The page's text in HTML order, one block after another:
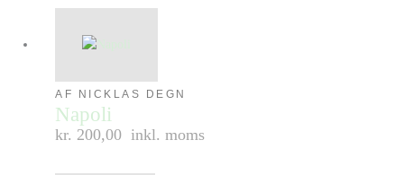
AF NICKLAS DEGN
Napoli
kr. 200,00 inkl. moms